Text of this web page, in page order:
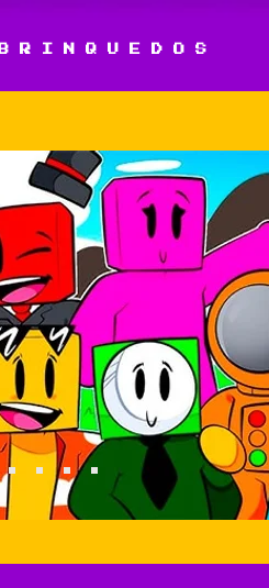
B R I N Q U E D O S